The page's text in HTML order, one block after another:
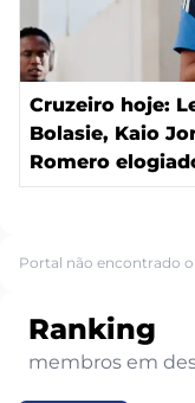
Cruzeiro hoje:
Bolasie, Kaio
Romero
Portal não encontrado
Ranking
membros em